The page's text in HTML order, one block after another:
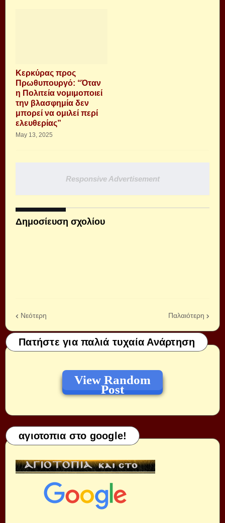
Κερκύρας προς
Πρωθυπουργό: “Όταν
η Πολιτεία νομιμοποιεί
την βλασφημία δεν
μπορεί να ομιλεί περί
ελευθερίας”
May 13, 2025
Responsive Advertisement
Δημοσίευση σχολίου
Νεότερη Παλαιότερη
Πατήστε για παλιά τυχαία Ανάρτηση
View Random
Post
αγιοτοπια στο google!